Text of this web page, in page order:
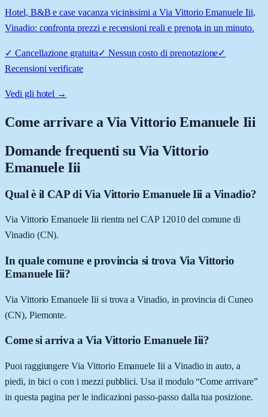
Hotel, B&B e case vacanza vicinissimi a Via Vittorio Emanuele Iii,
Vinadio: confronta prezzi e recensioni reali e prenota in un minuto.
✓ Cancellazione gratuita✓ Nessun costo di prenotazione✓
Recensioni verificate
Vedi gli hotel →
Come arrivare aVia Vittorio Emanuele Iii
Domande frequenti su Via Vittorio
Emanuele Iii
Qual è il CAP di Via Vittorio Emanuele Iii a Vinadio?
Via Vittorio Emanuele Iii rientra nel CAP 12010 del comune di
Vinadio (CN).
In quale comune e provincia si trova Via Vittorio
Emanuele Iii?
Via Vittorio Emanuele Iii si trova a Vinadio, in provincia di Cuneo
(CN), Piemonte.
Come si arriva a Via Vittorio Emanuele Iii?
Puoi raggiungere Via Vittorio Emanuele Iii a Vinadio in auto, a
piedi, in bici o con i mezzi pubblici. Usa il modulo “Come arrivare”
in questa pagina per le indicazioni passo-passo dalla tua posizione.